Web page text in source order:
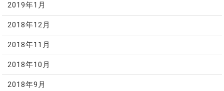
2019年1月
2018年12月
2018年11月
2018年10月
2018年9月